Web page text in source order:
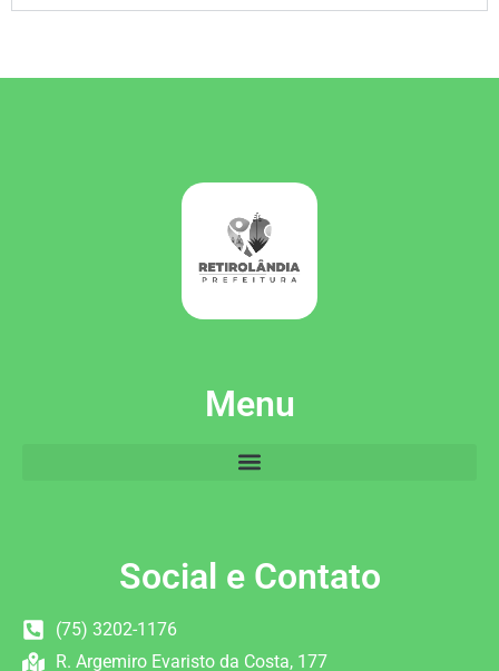
Menu
Social e Contato
(75) 3202-1176
R. Argemiro Evaristo da Costa, 177